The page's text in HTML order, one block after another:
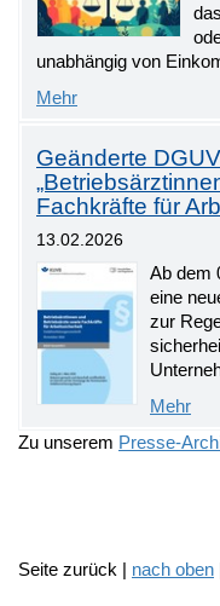
unabhängig von
Mehr
Geänderte
Fachkräfte für
13.02.2026
Ab dem
eine
zur
Mehr
Zu unserem Presse-
Seite zurück | nach oben